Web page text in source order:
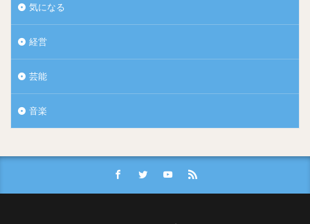
気になる
経営
芸能
音楽